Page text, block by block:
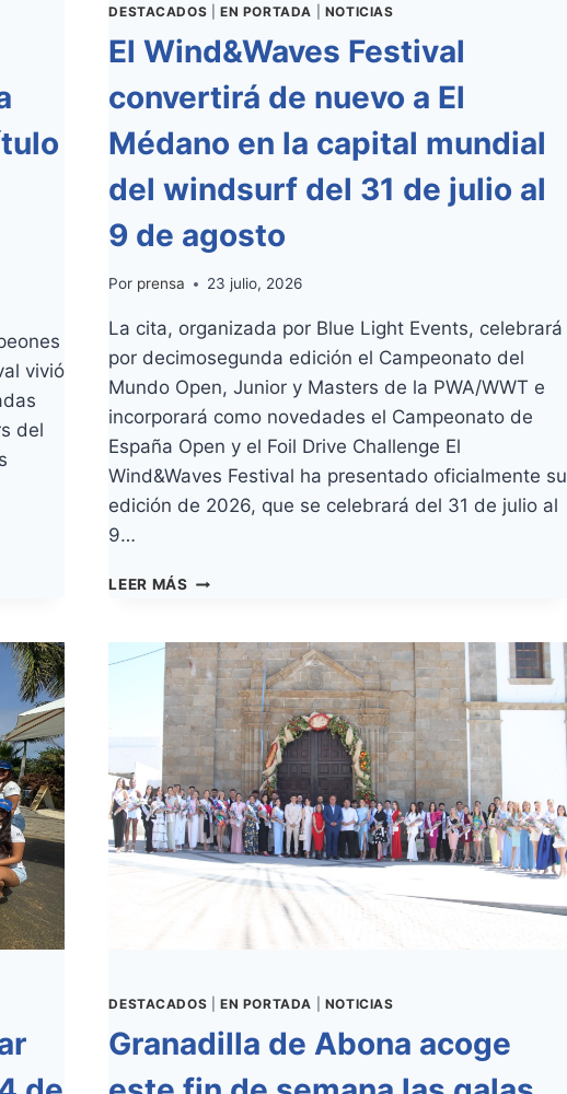
vivió
del
DESTACADOS |EN PORTADA NOTICIAS
El Wind&Waves Festival
convertirá de nuevo a El
Médano en la capital mundial
del windsurf del 31 de julio al
9 de agosto
Por prensa 23 julio, 2026
La cita, organizada por Blue Light Events, celebrará
por decimosegunda edición el Campeonato del
Mundo Open, Junior y Masters de la PWA/WWT e
incorporará como novedades el Campeonato de
España Open y el Foil Drive Challenge El
Wind&Waves Festival ha presentado oficialmente su
edición de 2026, que se celebrará del 31 de julio al
9…
LEER MÁS EL
CONVERTIRÁ
DE
NUEVO
A
EL
MÉDANO
EN
LA
CAPITAL
MUNDIAL
DEL
JULIO
9
DE
AGOSTO
DESTACADOS |EN PORTADA NOTICIAS
Granadilla de Abona acoge